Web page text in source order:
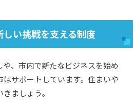
い挑戦を支える制度
、市内で新たなビジネスを始め
サポートしています。住まいや
ましょう。